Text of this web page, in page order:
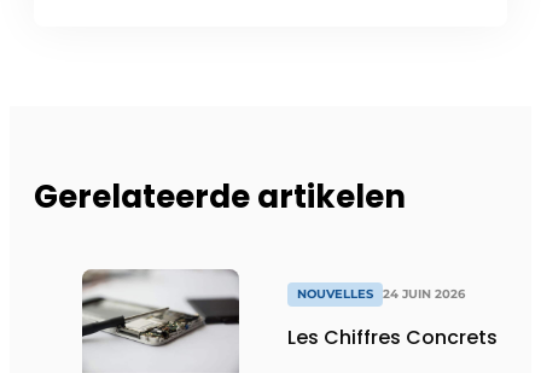
Gerelateerde artikelen
NOUVELLES 24 JUIN 2026
Les Chiffres Concrets